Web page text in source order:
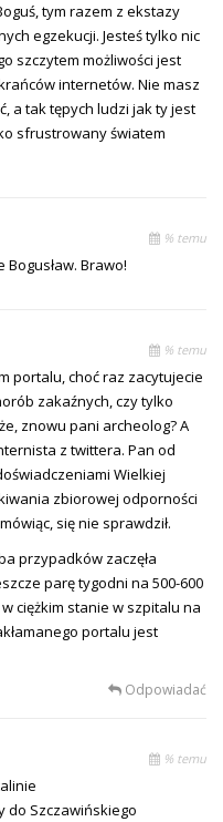
tym razem z ekstazy
egzekucji. Jesteś tylko nic
szczytem możliwości jest
internetów. Nie masz
a tak tępych ludzi jak ty jest
sfrustrowany światem
% temu
Brawo!
% temu
portalu, choć raz zacytujecie
zakaźnych, czy tylko
znowu pani archeolog? A
z twittera. Pan od
Wielkiej
zbiorowej odporności
się nie sprawdził.
przypadków zaczęła
parę tygodni na 500-600
ciężkim stanie w szpitalu na
portalu jest
Odpowiadać
% temu
do Szczawińskiego